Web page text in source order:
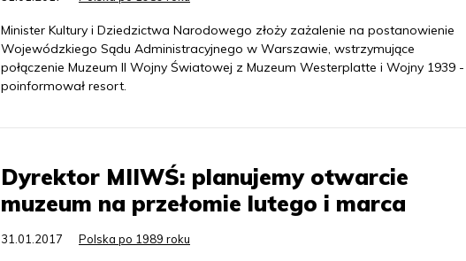
Minister Kultury i Dziedzictwa Narodowego złoży zażalenie na postanowienie
Wojewódzkiego Sądu Administracyjnego w Warszawie, wstrzymujące
połączenie Muzeum II Wojny Światowej z Muzeum Westerplatte i Wojny 1939 -
poinformował resort.
Dyrektor MIIWŚ: planujemy otwarcie
muzeum na przełomie lutego i marca
31.01.2017 Polska po 1989 roku